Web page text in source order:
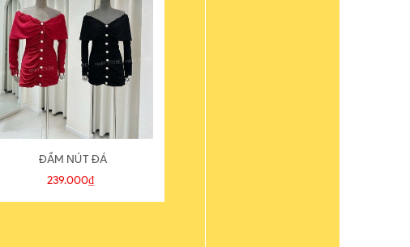
ĐẦM NÚT ĐÁ
239.000₫